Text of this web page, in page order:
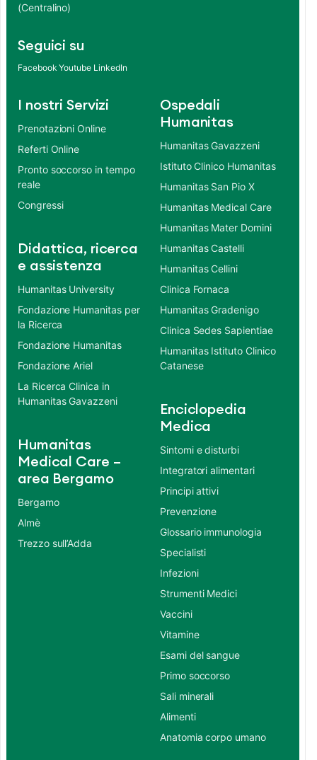
(Centralino)
Seguici su
Facebook Youtube LinkedIn
I nostri Servizi
Prenotazioni Online
Referti Online
Pronto soccorso in tempo
reale
Congressi
Didattica, ricerca
e assistenza
Humanitas University
Fondazione Humanitas per
la Ricerca
Fondazione Humanitas
Fondazione Ariel
La Ricerca Clinica in
Humanitas Gavazzeni
Humanitas
Medical Care –
area Bergamo
Bergamo
Almè
Trezzo sull’Adda
Ospedali
Humanitas
Humanitas Gavazzeni
Istituto Clinico Humanitas
Humanitas San Pio X
Humanitas Medical Care
Humanitas Mater Domini
Humanitas Castelli
Humanitas Cellini
Clinica Fornaca
Humanitas Gradenigo
Clinica Sedes Sapientiae
Humanitas Istituto Clinico
Catanese
Enciclopedia
Medica
Sintomi e disturbi
Integratori alimentari
Principi attivi
Prevenzione
Glossario immunologia
Specialisti
Infezioni
Strumenti Medici
Vaccini
Vitamine
Esami del sangue
Primo soccorso
Sali minerali
Alimenti
Anatomia corpo umano